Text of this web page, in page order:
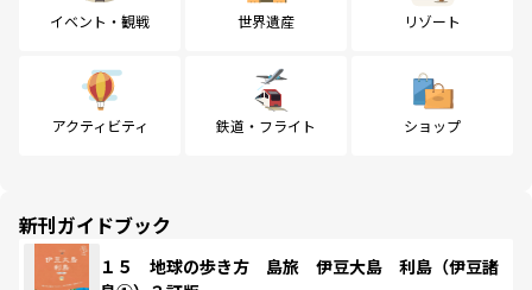
イベント・観戦 世界遺産 リゾート
アクティビティ 鉄道・フライト ショップ
新刊ガイドブック
１５ 地球の歩き方 島旅 伊豆大島 利島（伊豆諸